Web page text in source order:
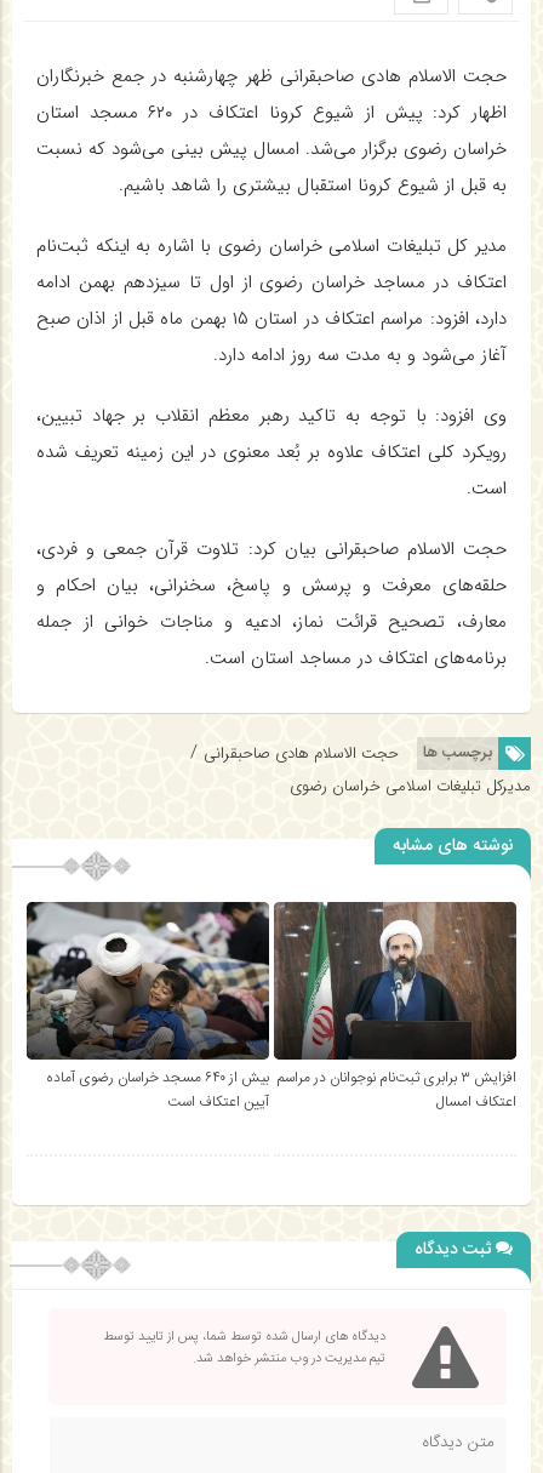
حجت الاسلام هادی صاحبقرانی ظهر چهارشنبه در جمع خبرنگاران
اظهار کرد: پیش از شیوع کرونا اعتکاف در ۶۲۰ مسجد استان
خراسان رضوی برگزار می‌شد. امسال پیش بینی می‌شود که نسبت
به قبل از شیوع کرونا استقبال بیشتری را شاهد باشیم.
مدیر کل تبلیغات اسلامی خراسان رضوی با اشاره به اینکه ثبت‌نام
اعتکاف در مساجد خراسان رضوی از اول تا سیزدهم بهمن ادامه
دارد، افزود: مراسم اعتکاف در استان ۱۵ بهمن ماه قبل از اذان صبح
آغاز می‌شود و به مدت سه روز ادامه دارد.
وی افزود: با توجه به تاکید رهبر معظم انقلاب بر جهاد تبیین،
رویکرد کلی اعتکاف علاوه بر بُعد معنوی در این زمینه تعریف شده
است.
حجت الاسلام صاحبقرانی بیان کرد: تلاوت قرآن جمعی و فردی،
حلقه‌های معرفت و پرسش و پاسخ، سخنرانی، بیان احکام و
معارف، تصحیح قرائت نماز، ادعیه و مناجات خوانی از جمله
برنامه‌های اعتکاف در مساجد استان است.
برچسب ها حجت الاسلام هادی صاحبقرانی /
مدیرکل تبلیغات اسلامی خراسان رضوی
نوشته های مشابه
افزایش ۳ برابری ثبت‌نام نوجوانان در مراسم
اعتکاف امسال
بیش از ۶۴۰ مسجد خراسان رضوی آماده
آیین اعتکاف است
ثبت دیدگاه
دیدگاه های ارسال شده توسط شما، پس از تایید توسط
تیم مدیریت در وب منتشر خواهد شد.